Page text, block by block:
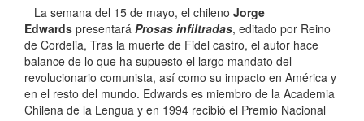
La semana del 15 de mayo, el chileno Jorge
Edwards presentará Prosas infiltradas, editado por Reino
de Cordelia, Tras la muerte de Fidel castro, el autor hace
balance de lo que ha supuesto el largo mandato del
revolucionario comunista, así como su impacto en América y
en el resto del mundo. Edwards es miembro de la Academia
Chilena de la Lengua y en 1994 recibió el Premio Nacional